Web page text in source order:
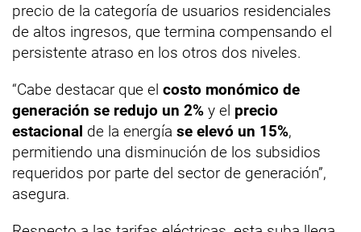
precio de la categoría de usuarios residenciales
de altos ingresos, que termina compensando el
persistente atraso en los otros dos niveles.
“Cabe destacar que el costo monómico de
generación se redujo un 2% y el precio
estacional de la energía se elevó un 15%,
permitiendo una disminución de los subsidios
requeridos por parte del sector de generación”,
asegura.